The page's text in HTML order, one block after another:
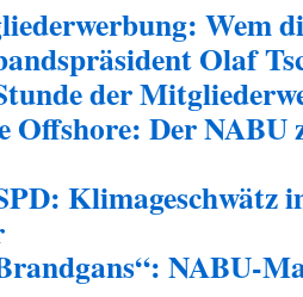
Wem
Olaf
der
Offshore: Der NABU
Klimageschwätz
NABU-